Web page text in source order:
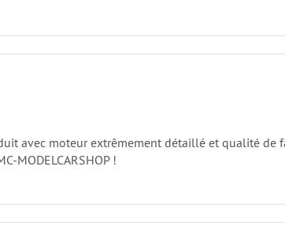
avec moteur extrêmement détaillé et qualité de
MODELCARSHOP !